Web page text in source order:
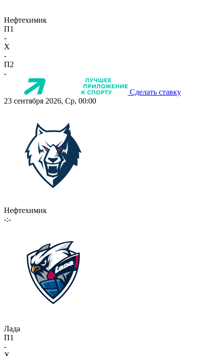
Нефтехимик
П1
-
X
-
П2
-
Сделать ставку
23 сентября 2026, Ср, 00:00
Нефтехимик
-:-
Лада
П1
-